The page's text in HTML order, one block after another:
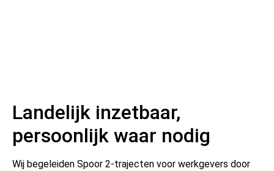
Landelijk inzetbaar,
persoonlijk waar nodig
Wij begeleiden Spoor 2-trajecten voor werkgevers door